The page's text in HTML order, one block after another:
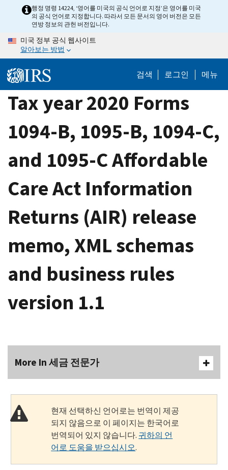
content
행정 명령 14224, ‘영어를 미국의 공식 언어로 지정’은 영어를 미국
의 공식 언어로 지정합니다. 따라서 모든 문서의 영어 버전은 모든
연방 정보의 관헌 버전입니다.
미국 정부 공식 웹사이트
알아보는 방법
검색 로그인 메뉴
Tax year 2020 Forms
1094-B, 1095-B, 1094-C,
and 1095-C Affordable
Care Act Information
Returns (AIR) release
memo, XML schemas
and business rules
version 1.1
More In 세금 전문가
현재 선택하신 언어로는 번역이 제공
되지 않음으로 이 페이지는 한국어로
번역되어 있지 않습니다. 귀하의 언
어로 도움을 받으십시오.